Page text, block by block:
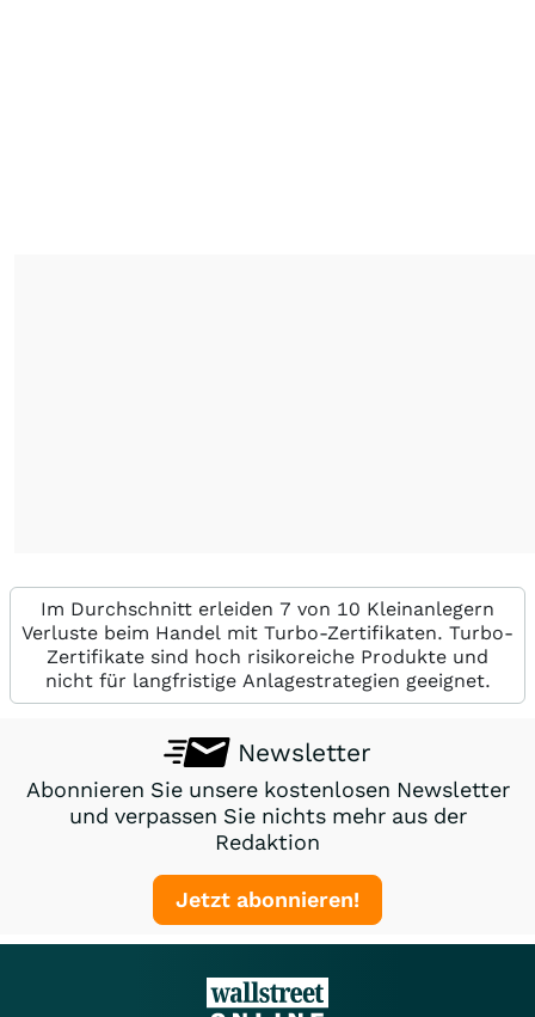
Im Durchschnitt erleiden 7 von 10 Kleinanlegern
Verluste beim Handel mit Turbo-Zertifikaten. Turbo-
Zertifikate sind hoch risikoreiche Produkte und
nicht für langfristige Anlagestrategien geeignet.
Newsletter
Abonnieren Sie unsere kostenlosen Newsletter
und verpassen Sie nichts mehr aus der
Redaktion
Jetzt abonnieren!